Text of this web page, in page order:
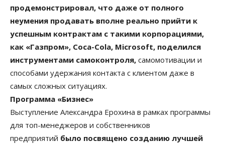
продемонстрировал, что даже от полного
неумения продавать вполне реально прийти к
успешным контрактам с такими корпорациями,
как «Газпром», Coca-Cola, Microsoft, поделился
инструментами самоконтроля, самомотивации и
способами удержания контакта с клиентом даже в
самых сложных ситуациях.
Программа «Бизнес»
Выступление Александра Ерохина в рамках программы
для топ-менеджеров и собственников
предприятий было посвящено созданию лучшей